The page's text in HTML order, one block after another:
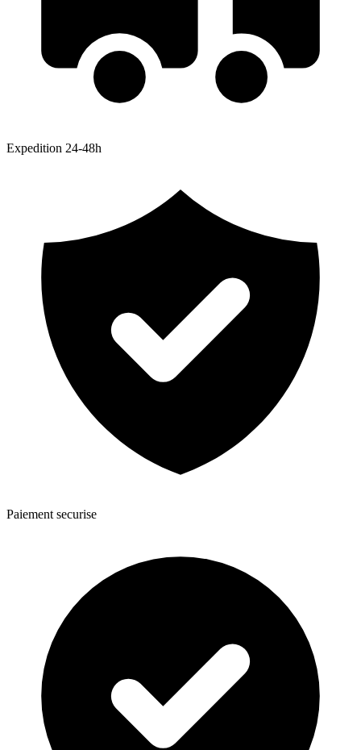
Expedition 24-48h
Paiement securise